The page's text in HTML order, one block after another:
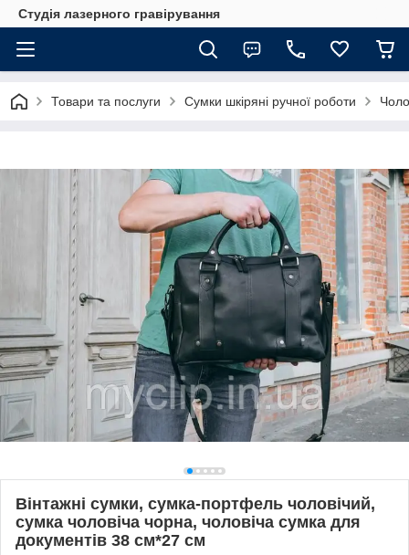
Студія лазерного гравірування
Товари та послуги Сумки шкіряні ручної роботи
Вінтажні сумки, сумка-портфель чоловічий,
сумка чоловіча чорна, чоловіча сумка для
документів 38 см*27 см